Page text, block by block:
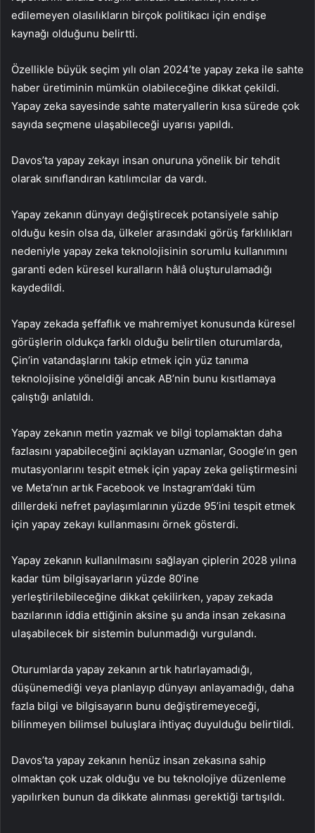
edilemeyen olasılıkların birçok politikacı için endişe
kaynağı olduğunu belirtti.
Özellikle büyük seçim yılı olan 2024’te yapay zeka ile sahte
haber üretiminin mümkün olabileceğine dikkat çekildi.
Yapay zeka sayesinde sahte materyallerin kısa sürede çok
sayıda seçmene ulaşabileceği uyarısı yapıldı.
Davos’ta yapay zekayı insan onuruna yönelik bir tehdit
olarak sınıflandıran katılımcılar da vardı.
Yapay zekanın dünyayı değiştirecek potansiyele sahip
olduğu kesin olsa da, ülkeler arasındaki görüş farklılıkları
nedeniyle yapay zeka teknolojisinin sorumlu kullanımını
garanti eden küresel kuralların hâlâ oluşturulamadığı
kaydedildi.
Yapay zekada şeffaflık ve mahremiyet konusunda küresel
görüşlerin oldukça farklı olduğu belirtilen oturumlarda,
Çin’in vatandaşlarını takip etmek için yüz tanıma
teknolojisine yöneldiği ancak AB’nin bunu kısıtlamaya
çalıştığı anlatıldı.
Yapay zekanın metin yazmak ve bilgi toplamaktan daha
fazlasını yapabileceğini açıklayan uzmanlar, Google’ın gen
mutasyonlarını tespit etmek için yapay zeka geliştirmesini
ve Meta’nın artık Facebook ve Instagram’daki tüm
dillerdeki nefret paylaşımlarının yüzde 95’ini tespit etmek
için yapay zekayı kullanmasını örnek gösterdi.
Yapay zekanın kullanılmasını sağlayan çiplerin 2028 yılına
kadar tüm bilgisayarların yüzde 80’ine
yerleştirilebileceğine dikkat çekilirken, yapay zekada
bazılarının iddia ettiğinin aksine şu anda insan zekasına
ulaşabilecek bir sistemin bulunmadığı vurgulandı.
Oturumlarda yapay zekanın artık hatırlayamadığı,
düşünemediği veya planlayıp dünyayı anlayamadığı, daha
fazla bilgi ve bilgisayarın bunu değiştiremeyeceği,
bilinmeyen bilimsel buluşlara ihtiyaç duyulduğu belirtildi.
Davos’ta yapay zekanın henüz insan zekasına sahip
olmaktan çok uzak olduğu ve bu teknolojiye düzenleme
yapılırken bunun da dikkate alınması gerektiği tartışıldı.